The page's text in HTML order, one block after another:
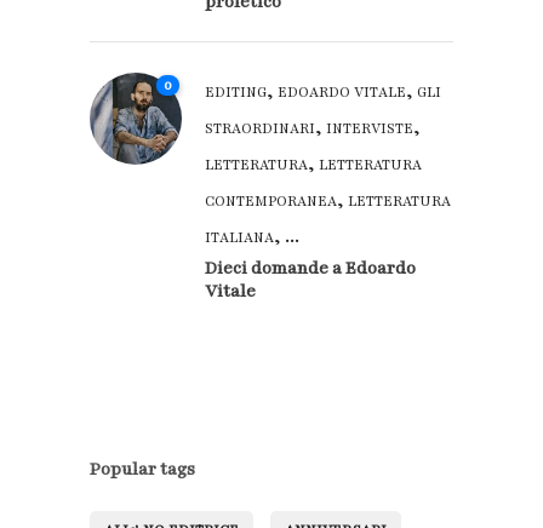
0 EDITING, EDOARDO VITALE, GLI
STRAORDINARI, INTERVISTE,
LETTERATURA, LETTERATURA
CONTEMPORANEA, LETTERATURA
ITALIANA, ...
Dieci domande a Edoardo
Vitale
Popular tags